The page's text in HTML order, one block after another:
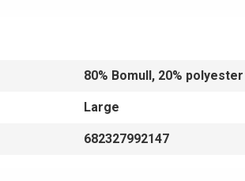
80% Bomull, 20% polyester
Large
682327992147